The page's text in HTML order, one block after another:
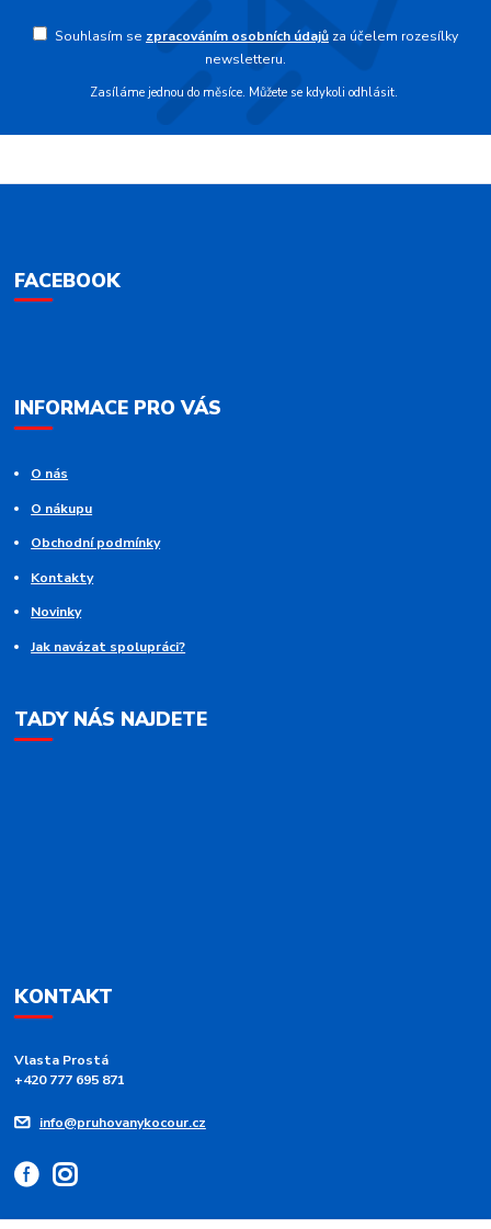
Souhlasím se zpracováním osobních údajůza účelem rozesílky
newsletteru.
Zasíláme jednou do měsíce. Můžete se kdykoli odhlásit.
FACEBOOK
INFORMACE PRO VÁS
O nás
O nákupu
Obchodní podmínky
Kontakty
Novinky
Jak navázat spolupráci?
TADY NÁS NAJDETE
KONTAKT
Vlasta Prostá
+420 777 695 871
info@pruhovanykocour.cz